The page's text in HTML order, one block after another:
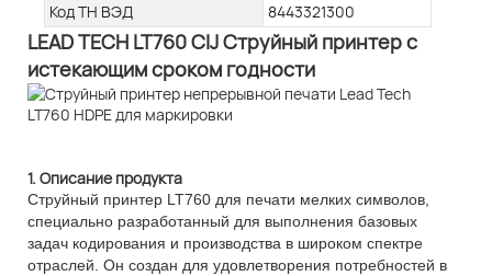
Код ТН ВЭД
8443321300
LEAD TECH LT760 CIJ Струйный принтер с
истекающим сроком годности
1. Описание продукта
Струйный принтер LT760 для печати мелких символов,
специально разработанный для выполнения базовых
задач кодирования и производства в широком спектре
отраслей. Он создан для удовлетворения потребностей в